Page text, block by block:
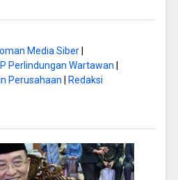
Media Siber|
Perlindungan Wartawan
Perusahaan
Redaksi